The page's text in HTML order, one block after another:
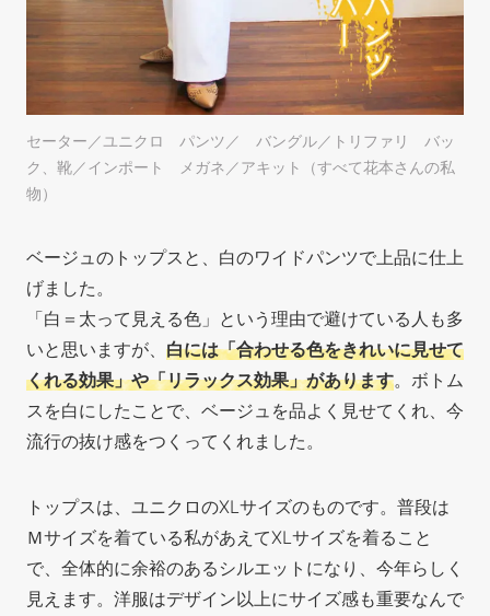
セーター／ユニクロ パンツ／ バングル／トリファリ バッ
ク、靴／インポート メガネ／アキット（すべて花本さんの私
物）
ベージュのトップスと、白のワイドパンツで上品に仕上
げました。
「白＝太って見える色」という理由で避けている人も多
いと思いますが、 白には「合わせる色をきれいに見せて
くれる効果」や「リラックス効果」があります。ボトム
スを白にしたことで、ベージュを品よく見せてくれ、今
流行の抜け感をつくってくれました。
トップスは、ユニクロのXLサイズのものです。普段は
Ｍサイズを着ている私があえてXLサイズを着ること
で、全体的に余裕のあるシルエットになり、今年らしく
見えます。洋服はデザイン以上にサイズ感も重要なんで